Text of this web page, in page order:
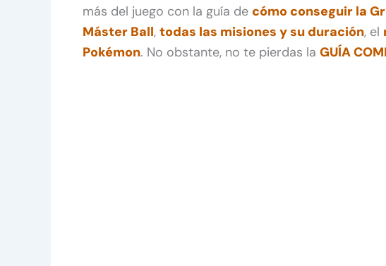
más del juego con la guía de cómo conseguir la
Máster Ball, todas las misiones y su duración, el
Pokémon. No obstante, no te pierdas la GUÍA